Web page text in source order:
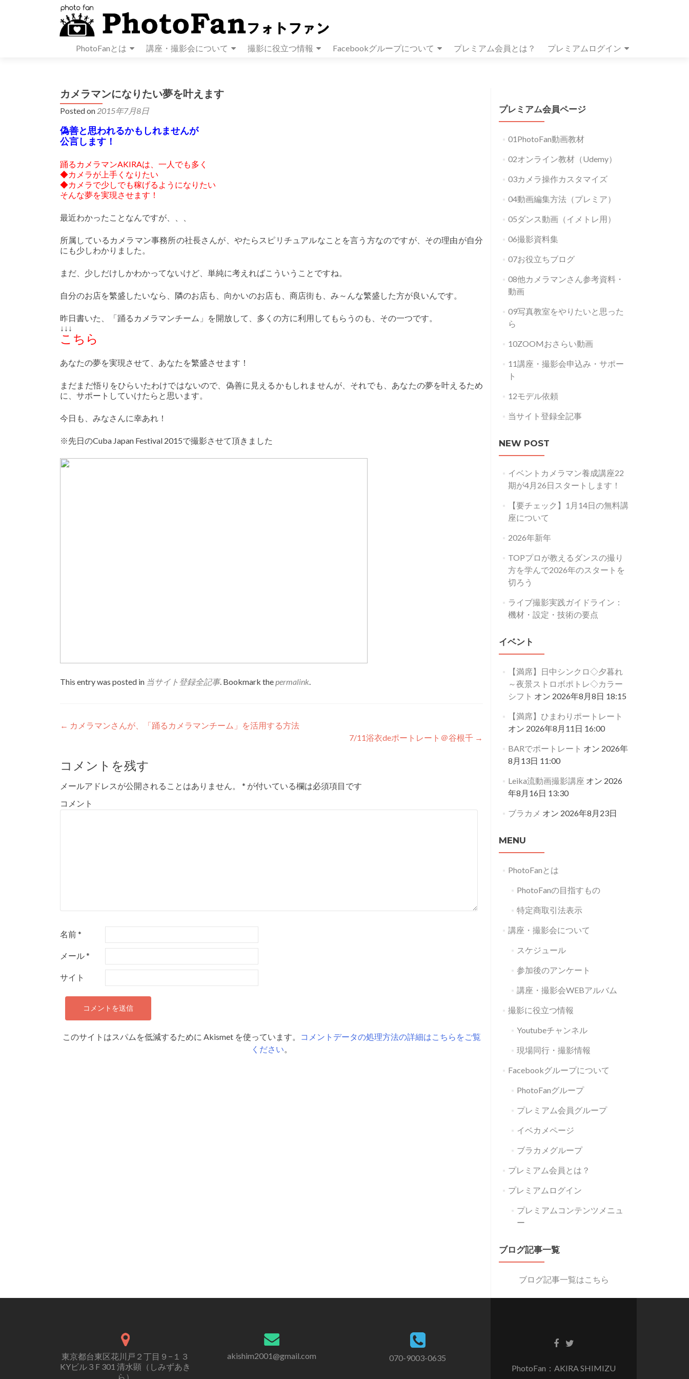
PhotoFanとは 講座・撮影会について 撮影に役立つ情報 Facebookグループについて プレミアム会員とは？ プレミアムログイン
カメラマンになりたい夢を叶えます
Posted on 2015年7月8日
偽善と思われるかもしれませんが
公言します！
踊るカメラマンAKIRAは、一人でも多く
◆カメラが上手くなりたい
◆カメラで少しでも稼げるようになりたい
そんな夢を実現させます！
最近わかったことなんですが、、、
所属しているカメラマン事務所の社長さんが、やたらスピリチュアルなことを言う方なのですが、その理由が自分
にも少しわかりました。
まだ、少しだけしかわかってないけど、単純に考えればこういうことですね。
自分のお店を繁盛したいなら、隣のお店も、向かいのお店も、商店街も、み～んな繁盛した方が良いんです。
昨日書いた、「踊るカメラマンチーム」を開放して、多くの方に利用してもらうのも、その一つです。
↓↓↓
こちら
あなたの夢を実現させて、あなたを繁盛させます！
まだまだ悟りをひらいたわけではないので、偽善に見えるかもしれませんが、それでも、あなたの夢を叶えるため
に、サポートしていけたらと思います。
今日も、みなさんに幸あれ！
※先日のCuba Japan Festival 2015で撮影させて頂きました
This entry was posted in 当サイト登録全記事. Bookmark thepermalink.
Post
← カメラマンさんが、「踊るカメラマンチーム」を活用する方法
7/11浴衣deポートレート＠谷根千 →
コメントを残す
メールアドレスが公開されることはありません。 * が付いている欄は必須項目です
コメント
名前*
メール*
サイト
このサイトはスパムを低減するために Akismet を使っています。
コメントデータの処理方法の詳細はこちらをご覧
ください。
プレミアム会員ページ
01PhotoFan動画教材
02オンライン教材（Udemy）
03カメラ操作カスタマイズ
04動画編集方法（プレミア）
05ダンス動画（イメトレ用）
06撮影資料集
07お役立ちブログ
08他カメラマンさん参考資料・
動画
09写真教室をやりたいと思った
ら
10ZOOMおさらい動画
11講座・撮影会申込み・サポー
ト
12モデル依頼
当サイト登録全記事
NEW POST
イベントカメラマン養成講座22
期が4月26日スタートします！
【要チェック】1月14日の無料講
座について
2026年新年
TOPプロが教えるダンスの撮り
方を学んで2026年のスタートを
切ろう
ライブ撮影実践ガイドライン：
機材・設定・技術の要点
イベント
【満席】日中シンクロ◇夕暮れ
～夜景ストロボポトレ◇カラー
シフト オン 2026年8月8日 18:15
【満席】ひまわりポートレート
オン 2026年8月11日 16:00
BARでポートレート オン 2026年
8月13日 11:00
Leika流動画撮影講座 オン 2026
年8月16日 13:30
ブラカメ オン 2026年8月23日
MENU
PhotoFanとは
PhotoFanの目指すもの
特定商取引法表示
講座・撮影会について
スケジュール
参加後のアンケート
講座・撮影会WEBアルバム
撮影に役立つ情報
Youtubeチャンネル
現場同行・撮影情報
Facebookグループについて
PhotoFanグループ
プレミアム会員グループ
イベカメページ
ブラカメグループ
プレミアム会員とは？
プレミアムログイン
プレミアムコンテンツメニュ
ー
ブログ記事一覧
ブログ記事一覧はこちら
東京都台東区花川戸２丁目９−１３
KYビル３F 301 清水顕（しみずあき
ら）
akishim2001@gmail.com
070-9003-0635
PhotoFan：AKIRA SHIMIZU